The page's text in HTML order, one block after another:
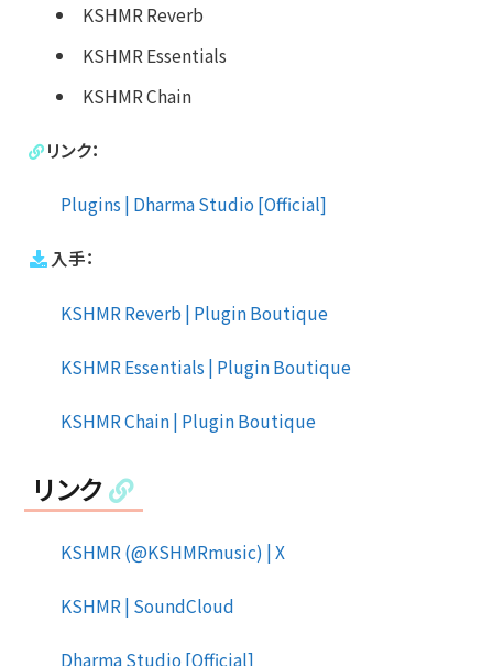
KSHMR Reverb
KSHMR Essentials
KSHMR Chain
リンク：
Plugins | Dharma Studio [Official]
入手：
KSHMR Reverb | Plugin Boutique
KSHMR Essentials | Plugin Boutique
KSHMR Chain | Plugin Boutique
リンク
KSHМR (@KSHMRmusic) | X
KSHMR | SoundCloud
Dharma Studio [Official]